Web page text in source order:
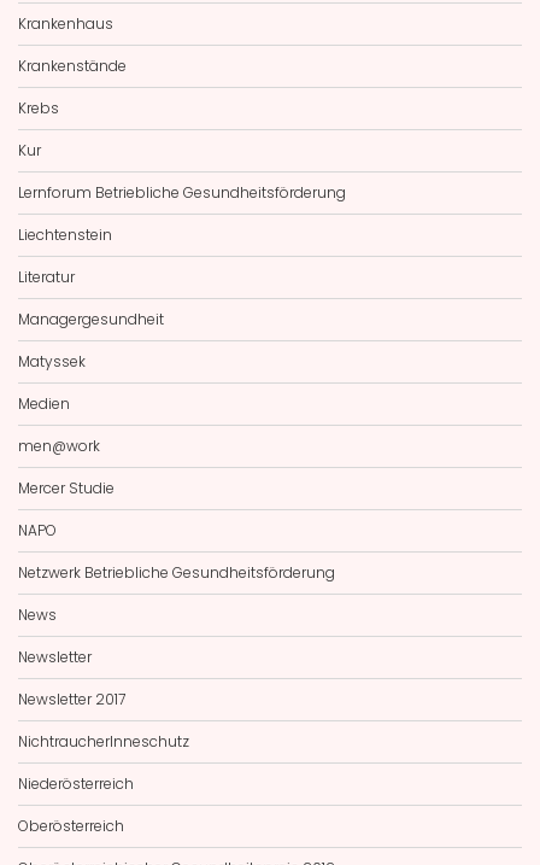
Krankenhaus
Krankenstände
Krebs
Kur
Lernforum Betriebliche Gesundheitsförderung
Liechtenstein
Literatur
Managergesundheit
Matyssek
Medien
men@work
Mercer Studie
NAPO
Netzwerk Betriebliche Gesundheitsförderung
News
Newsletter
Newsletter 2017
NichtraucherInneschutz
Niederösterreich
Oberösterreich